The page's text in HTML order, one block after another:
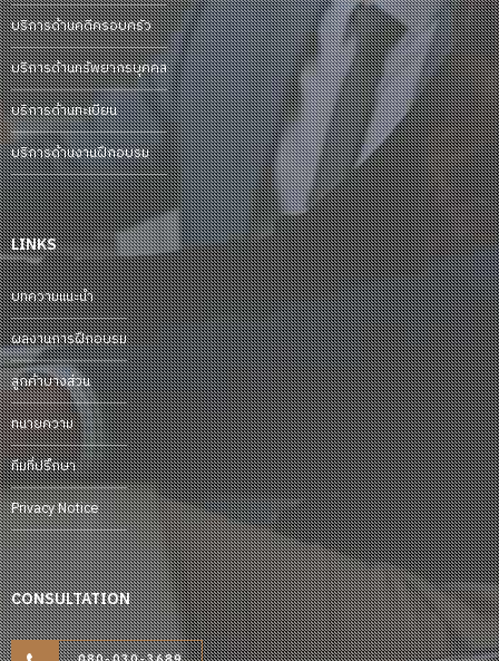
บริการด้านคดีครอบครัว
บริการด้านทรัพยากรบุคคล
บริการด้านทะเบียน
บริการด้านงานฝึกอบรม
LINKS
บทความแนะนำ
ผลงานการฝึกอบรม
ลูกค้าบางส่วน
ทนายความ
ทีมที่ปรึกษา
Privacy Notice
CONSULTATION